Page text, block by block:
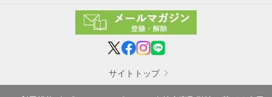
サイトトップ